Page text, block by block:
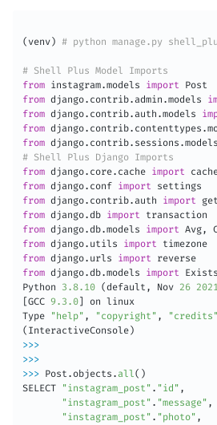
( venv ) # python manage.py
# Shell Plus Model Imports
from instagram.models import
from django. contrib.admin .models
from django. contrib.auth .models
from django. contrib. contenttypes .
from django. contrib. sessions .
# Shell Plus Django Imports
from django. core. cache import
from django. conf import
from django. contrib.auth import
from django.db import
from django.db.models import Avg,
from django. utils import
from django. urls import
from django.db.models import Exists
Python 3.8.10 (default , Nov 26
GCC 9.3 .0
on linux
Type
"help" , "copyright" , "credits"
( InteractiveConsole )
>>>
>>>
>>> Post . objects . all( )
SELECT
"instagram_post" . "id" ,
"instagram_post" . "message" ,
"instagram_post" . "photo" ,